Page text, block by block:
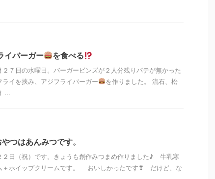
イバーガー を食べる
７日の水曜日。バーガービンズが２人分残りパテが無かった
イを挟み、アジフライバーガー
を作りました。 流石、松
...
つはあんみつです。
２日（祝）です。きょうも創作みつまめ作りました♪ 牛乳寒
＋ホイップクリームです。 おいしかったです❣ だけど、な